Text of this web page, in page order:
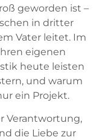
geworden ist –
in dritter
Vater leitet. Im
eigenen
heute leisten
und warum
ein Projekt.
Verantwortung,
die Liebe zur